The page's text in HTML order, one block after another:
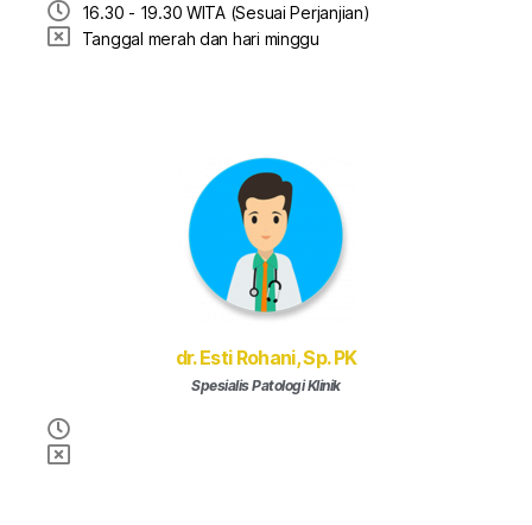
16.30 - 19.30 WITA (Sesuai Perjanjian)
Tanggal merah dan hari minggu
dr. Esti Rohani, Sp. PK
Spesialis Patologi Klinik